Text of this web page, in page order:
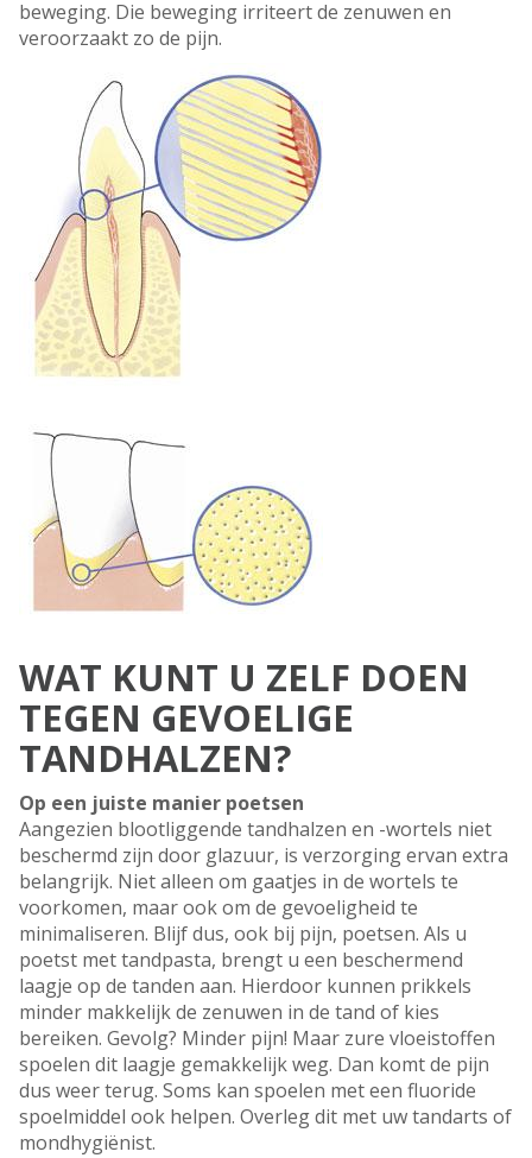
beweging. Die beweging irriteert de zenuwen en
veroorzaakt zo de pijn.
WAT KUNT U ZELF DOEN
TEGEN GEVOELIGE
TANDHALZEN?
Op een juiste manier poetsen
Aangezien blootliggende tandhalzen en -wortels niet
beschermd zijn door glazuur, is verzorging ervan extra
belangrijk. Niet alleen om gaatjes in de wortels te
voorkomen, maar ook om de gevoeligheid te
minimaliseren. Blijf dus, ook bij pijn, poetsen. Als u
poetst met tandpasta, brengt u een beschermend
laagje op de tanden aan. Hierdoor kunnen prikkels
minder makkelijk de zenuwen in de tand of kies
bereiken. Gevolg? Minder pijn! Maar zure vloeistoffen
spoelen dit laagje gemakkelijk weg. Dan komt de pijn
dus weer terug. Soms kan spoelen met een fluoride
spoelmiddel ook helpen. Overleg dit met uw tandarts of
mondhygiënist.